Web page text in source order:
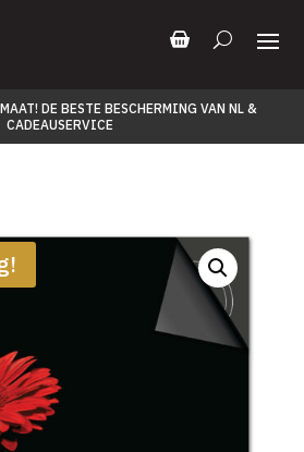
DE BESTE BESCHERMING VAN NL &
CADEAUSERVICE